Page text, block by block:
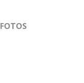
FOTOS